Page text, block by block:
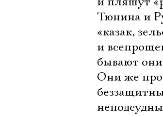
Тюнина и
«казак,
и
бывают
Они же